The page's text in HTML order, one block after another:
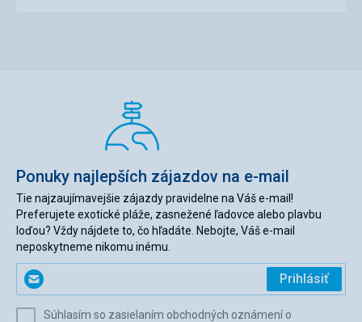
Ponuky najlepších zájazdov na e-mail
Tie najzaujímavejšie zájazdy pravidelne na Váš e-mail!
Preferujete exotické pláže, zasnežené ľadovce alebo plavbu
loďou? Vždy nájdete to, čo hľadáte. Nebojte, Váš e-mail
neposkytneme nikomu inému.
Zadajte
svoj
Prihlásiť
Súhlasím so zasielaním obchodných oznámení o